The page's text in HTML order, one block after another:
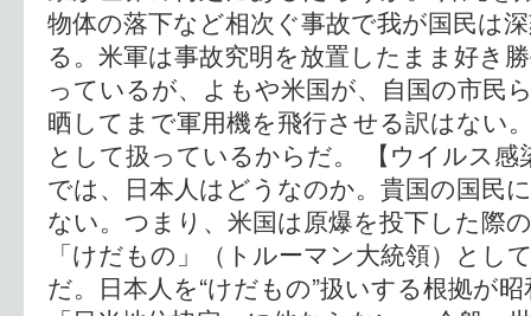
物体の落下など相次ぐ事故で我が国民は
る。米軍は事故究明を放置したまま好き
っているが、よもや米国が、自国の市民
晒してまで軍用機を飛行させる訳はない
として扱っているからだ。 【ウイルス感
では、日本人はどうなのか。貴国の国民
ない。つまり、米国は原爆を投下した際
「けだもの」（トルーマン大統領）とし
だ。日本人を“けだもの”扱いする根拠が